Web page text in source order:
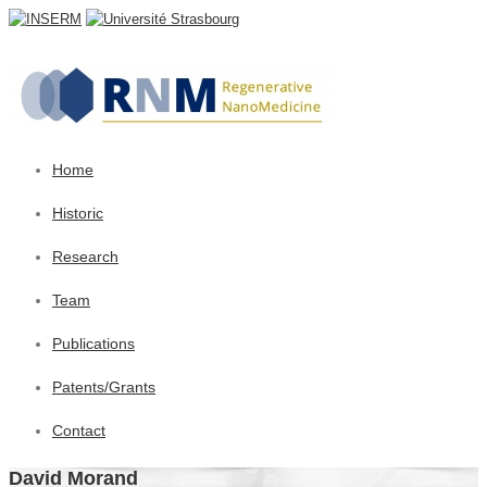
Home
Historic
Research
Team
Publications
Patents/Grants
Contact
David Morand